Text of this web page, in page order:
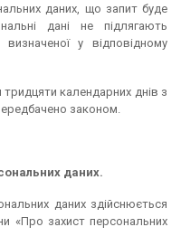
даних, що запит буде
дані не підлягають
у відповідному
календарних днів з
законом.
даних.
даних здійснюється
«Про захист персональних